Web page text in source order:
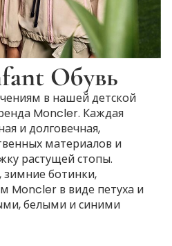
Обувь
в нашей детской
Moncler. Каждая
и долговечная,
материалов и
растущей стопы.
зимние ботинки,
Moncler в виде петуха и
белыми и синими